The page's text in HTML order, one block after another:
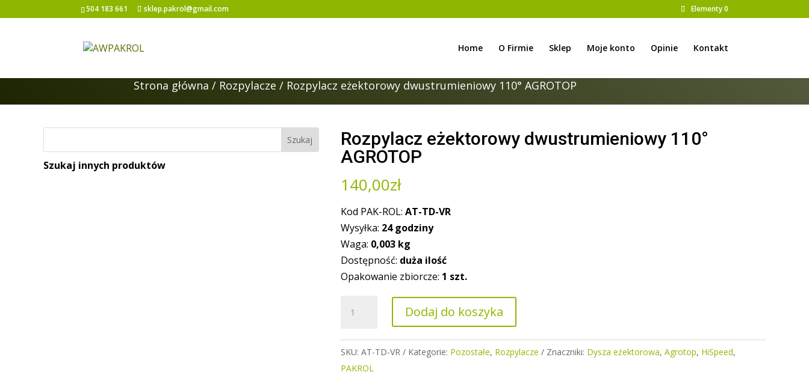
504 183 661 sklep.pakrol@gmail.com Elementy 0
Home O Firmie Sklep Moje konto Opinie Kontakt
Strona główna / Rozpylacze / Rozpylacz eżektorowy dwustrumieniowy 110° AGROTOP
Szukaj innych produktów
Rozpylacz eżektorowy dwustrumieniowy 110°
AGROTOP
140,00zł
Kod PAK-ROL:AT-TD-VR
Wysyłka: 24 godziny
Waga: 0,003 kg
Dostępność: duża ilość
Opakowanie zbiorcze: 1 szt.
Rozpylacz
dwustrumieniowy
110°
Dodaj do koszyka
SKU:AT-TD-VR Kategorie: Pozostałe, Rozpylacze Znaczniki: Dysza eżektorowa,Agrotop, HiSpeed,
PAKROL